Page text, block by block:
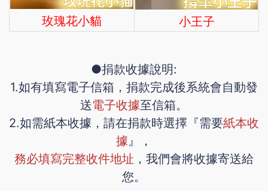
玫瑰花小貓 小王子
●捐款收據說明:
1.如有填寫電子信箱，捐款完成後系統會自動發
送電子收據至信箱。
2.如需紙本收據，請在捐款時選擇『需要紙本收
據』，
務必填寫完整收件地址 ，我們會將收據寄送給
您。